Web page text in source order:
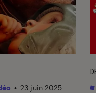
• 23 juin 2025